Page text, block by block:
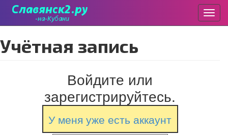
к
основному
Учётная запись
Войдите или
зарегистрируйтесь.
У меня уже есть аккаунт